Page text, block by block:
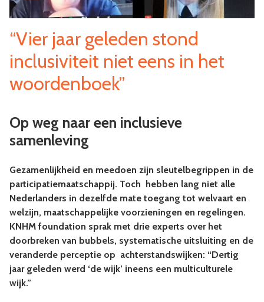
“Vier jaar geleden stond
inclusiviteit niet eens in het
woordenboek”
Op weg naar een inclusieve
samenleving
Gezamenlijkheid en meedoen zijn sleutelbegrippen in de
participatiemaatschappij. Toch hebben lang niet alle
Nederlanders in dezelfde mate toegang tot welvaart en
welzijn, maatschappelijke voorzieningen en regelingen.
KNHM foundation sprak met drie experts over het
doorbreken van bubbels, systematische uitsluiting en de
veranderde perceptie op achterstandswijken: “Dertig
jaar geleden werd ‘de wijk’ ineens een multiculturele
wijk.”